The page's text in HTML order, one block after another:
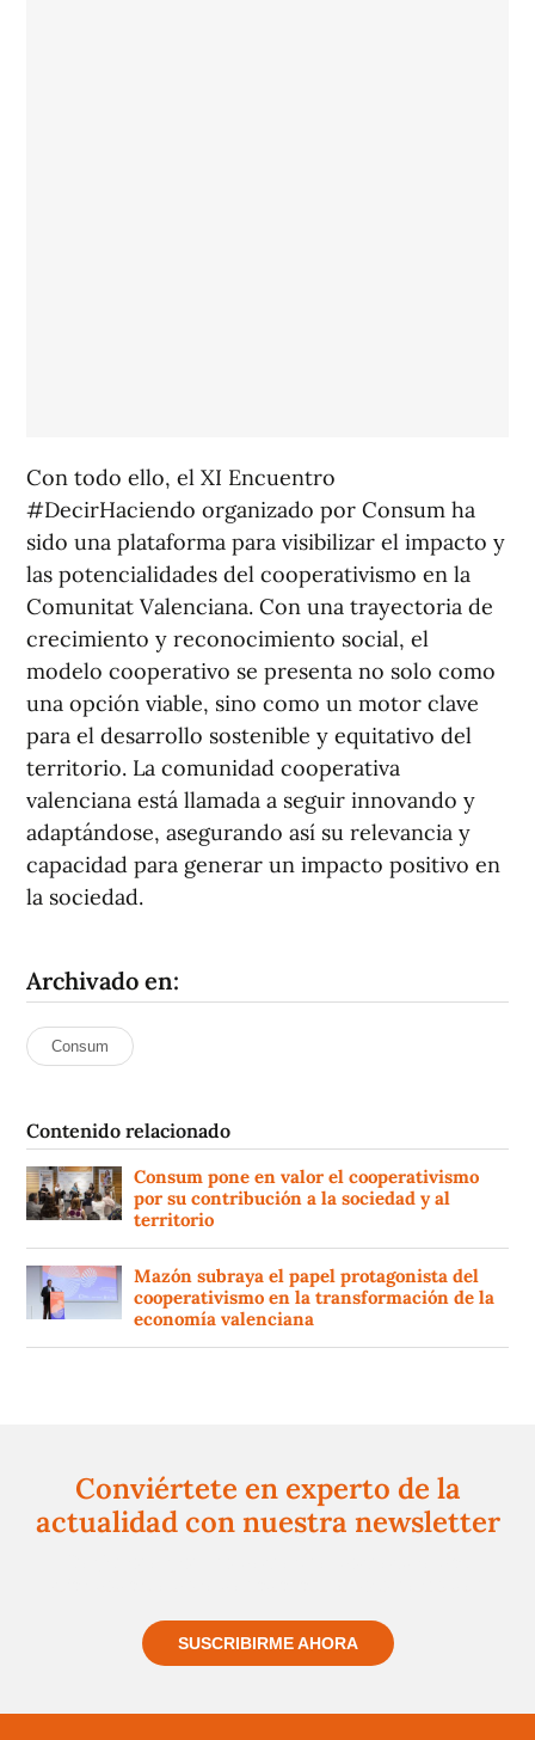
Con todo ello, el XI Encuentro
#DecirHaciendo organizado por Consum ha
sido una plataforma para visibilizar el impacto y
las potencialidades del cooperativismo en la
Comunitat Valenciana. Con una trayectoria de
crecimiento y reconocimiento social, el
modelo cooperativo se presenta no solo como
una opción viable, sino como un motor clave
para el desarrollo sostenible y equitativo del
territorio. La comunidad cooperativa
valenciana está llamada a seguir innovando y
adaptándose, asegurando así su relevancia y
capacidad para generar un impacto positivo en
la sociedad.
Archivado en:
Consum
Contenido relacionado
Consum pone en valor el cooperativismo
por su contribución a la sociedad y al
territorio
Mazón subraya el papel protagonista del
cooperativismo en la transformación de la
economía valenciana
Conviértete en experto de la
actualidad con nuestra newsletter
SUSCRIBIRME AHORA